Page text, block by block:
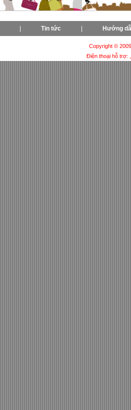
Tin tức Hướng
Copyright ©
Điện thoại hỗ trợ: